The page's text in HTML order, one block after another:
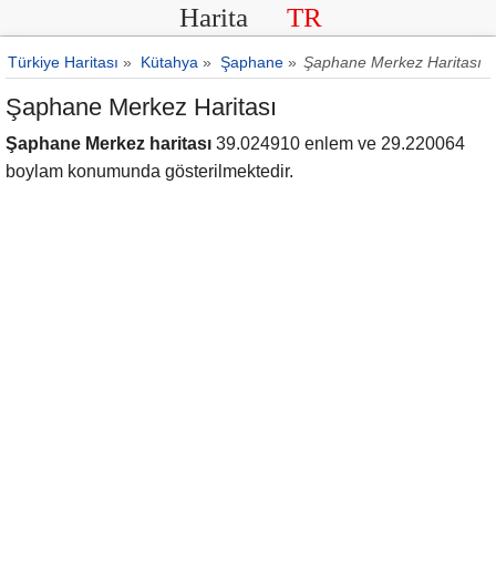
Harita TR
Türkiye Haritası » Kütahya » Şaphane » Şaphane Merkez Haritası
Şaphane Merkez Haritası
Şaphane Merkez haritası 39.024910 enlem ve 29.220064
boylam konumunda gösterilmektedir.